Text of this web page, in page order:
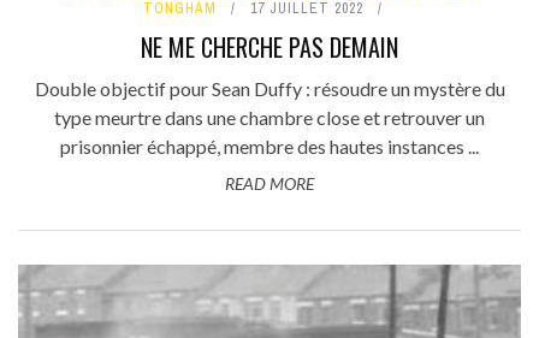
TONGHAM
17 JUILLET 2022
NE ME CHERCHE PAS DEMAIN
Double objectif pour Sean Duffy : résoudre un mystère du
type meurtre dans une chambre close et retrouver un
prisonnier échappé, membre des hautes instances ...
READ MORE